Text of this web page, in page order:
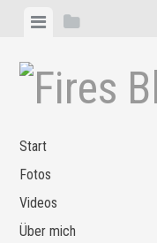
Zum
springen
MenüSeitenleiste
Start
Fotos
Videos
Über mich